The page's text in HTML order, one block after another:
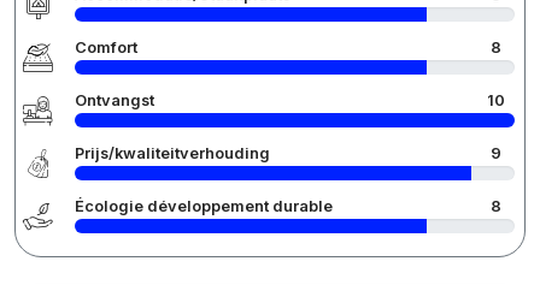
Comfort 8
Ontvangst 10
Prijs/kwaliteitverhouding 9
Écologie développement durable 8